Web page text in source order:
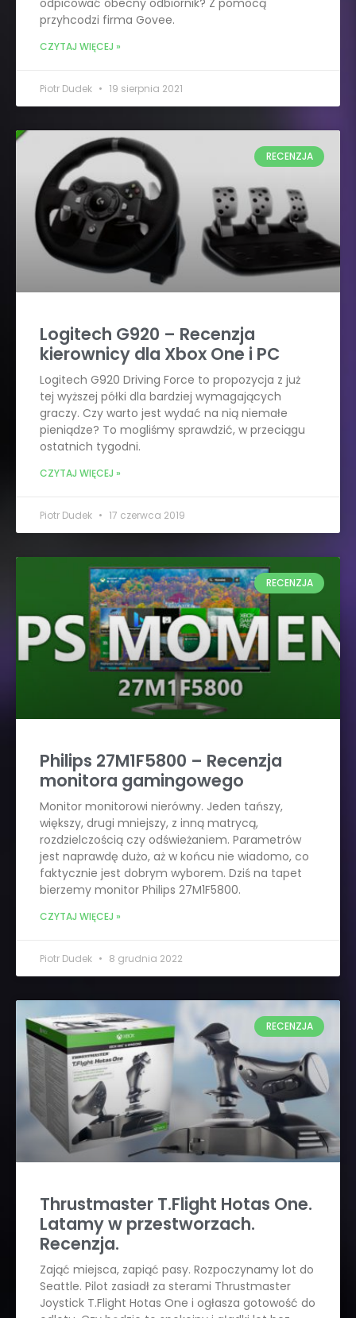
odpicować obecny odbiornik? Z pomocą
przyhcodzi firma Govee.
CZYTAJ WIĘCEJ »
Piotr Dudek 19 sierpnia 2021
RECENZJA
Logitech G920 – Recenzja
kierownicy dla Xbox One i PC
Logitech G920 Driving Force to propozycja z już
tej wyższej półki dla bardziej wymagających
graczy. Czy warto jest wydać na nią niemałe
pieniądze? To mogliśmy sprawdzić, w przeciągu
ostatnich tygodni.
CZYTAJ WIĘCEJ »
Piotr Dudek 17 czerwca 2019
RECENZJA
Philips 27M1F5800 – Recenzja
monitora gamingowego
Monitor monitorowi nierówny. Jeden tańszy,
większy, drugi mniejszy, z inną matrycą,
rozdzielczością czy odświeżaniem. Parametrów
jest naprawdę dużo, aż w końcu nie wiadomo, co
faktycznie jest dobrym wyborem. Dziś na tapet
bierzemy monitor Philips 27M1F5800.
CZYTAJ WIĘCEJ »
Piotr Dudek 8 grudnia 2022
RECENZJA
Thrustmaster T.Flight Hotas One.
Latamy w przestworzach.
Recenzja.
Zająć miejsca, zapiąć pasy. Rozpoczynamy lot do
Seattle. Pilot zasiadł za sterami Thrustmaster
Joystick T.Flight Hotas One i ogłasza gotowość do